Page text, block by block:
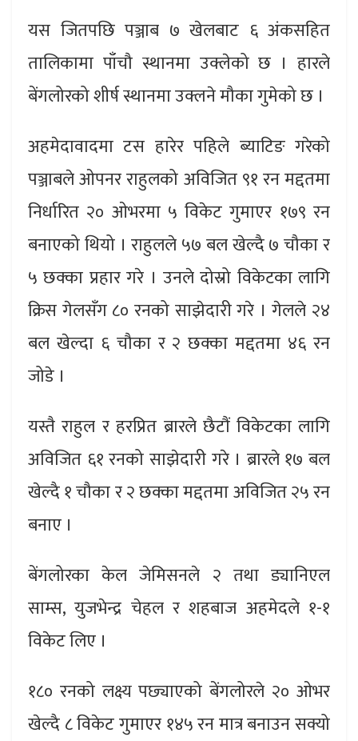
यस जितपछि पञ्जाब ७ खेलबाट ६ अंकसहित
तालिकामा पाँचौ स्थानमा उक्लेको छ । हारले
बेंगलोरको शीर्ष स्थानमा उक्लने मौका गुमेको छ ।
अहमेदावादमा टस हारेर पहिले ब्याटिङ गरेको
पञ्जाबले ओपनर राहुलको अविजित ९१ रन मद्दतमा
निर्धारित २० ओभरमा ५ विकेट गुमाएर १७९ रन
बनाएको थियो । राहुलले ५७ बल खेल्दै ७ चौका र
५ छक्का प्रहार गरे । उनले दोस्रो विकेटका लागि
क्रिस गेलसँग ८० रनको साझेदारी गरे । गेलले २४
बल खेल्दा ६ चौका र २ छक्का मद्दतमा ४६ रन
जोडे ।
यस्तै राहुल र हरप्रित ब्रारले छैटौं विकेटका लागि
अविजित ६१ रनको साझेदारी गरे । ब्रारले १७ बल
खेल्दै १ चौका र २ छक्का मद्दतमा अविजित २५ रन
बनाए ।
बेंगलोरका केल जेमिसनले २ तथा ड्यानिएल
साम्स, युजभेन्द्र चेहल र शहबाज अहमेदले १-१
विकेट लिए ।
१८० रनको लक्ष्य पछ्याएको बेंगलोरले २० ओभर
खेल्दै ८ विकेट गुमाएर १४५ रन मात्र बनाउन सक्यो